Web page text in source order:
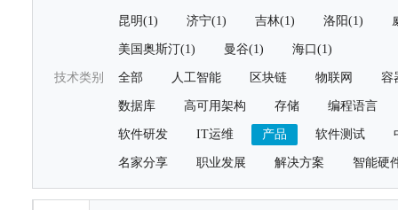
昆明(1) 济宁(1) 吉林(1) 洛阳(1)
美国奥斯汀(1) 曼谷(1) 海口(1)
技术类别 全部 人工智能 区块链 物联网 容
数据库 高可用架构 存储 编程语言
软件研发 IT运维 产品 软件测试
名家分享 职业发展 解决方案 智能硬